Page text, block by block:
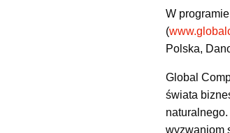
W
(
Polska,
Global
świata
wyzwaniom